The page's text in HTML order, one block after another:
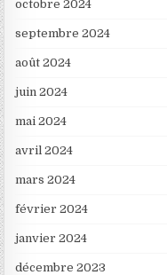
octobre 2024
septembre 2024
août 2024
juin 2024
mai 2024
avril 2024
mars 2024
février 2024
janvier 2024
décembre 2023